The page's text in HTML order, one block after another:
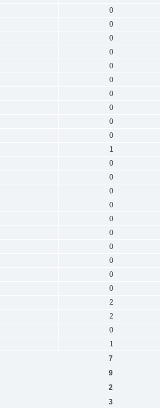
0
0
0
0
0
0
0
0
0
0
1
0
0
0
0
0
0
0
0
0
0
2
2
0
1
7
9
2
3